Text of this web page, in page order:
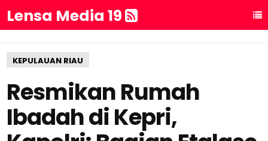
Lensa Media 19
KEPULAUAN RIAU
Resmikan Rumah
Ibadah di Kepri,